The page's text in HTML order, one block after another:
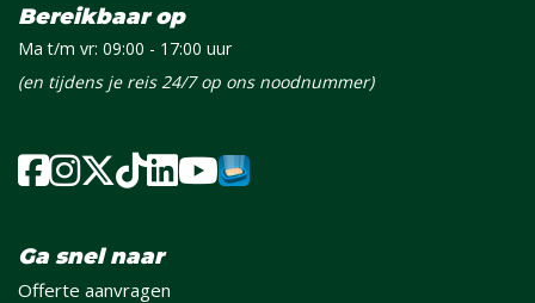
Bereikbaar op
Ma t/m vr: 09:00 - 17:00 uur
(en tijdens je reis 24/7 op ons noodnummer)
Ga snel naar
Offerte aanvragen